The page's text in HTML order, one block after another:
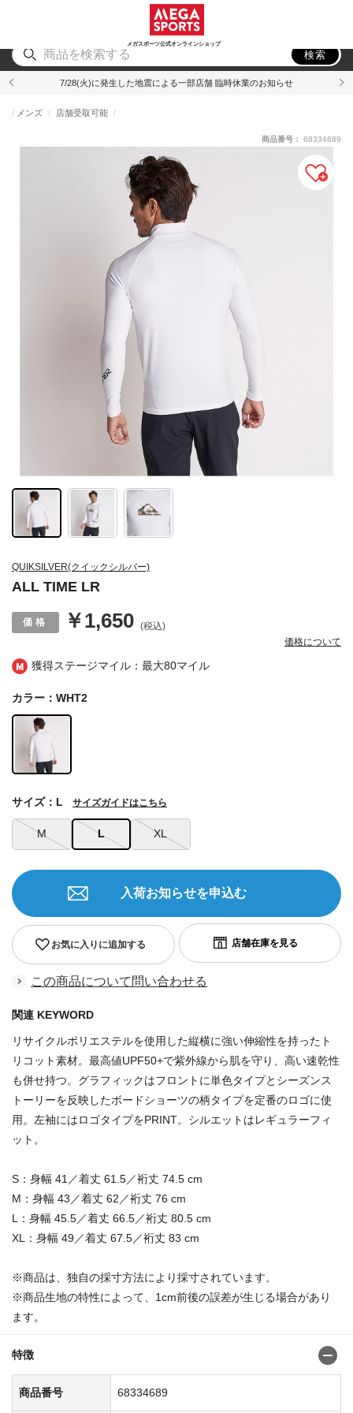
メガスポーツ公式オンラインショップ
アウトドア
検索
7/28(火)に発生した地震による一部店舗 臨時休業のお知らせ
獲得ステージマイル：最大80マイル
QUIKSILVER(クイックシルバー)
ALL TIME LR
メンズ 店舗受取可能
￥1,650 (税込)
価格について
商品番号： 68334689
カラー：WHT2
M L XL
サイズ：L サイズガイドはこちら
お気に入りに追加する
入荷お知らせを申込む
この商品について問い合わせる
関連 KEYWORD
リサイクルポリエステルを使用した縦横に強い伸縮性を持ったト
リコット素材。最高値UPF50+で紫外線から肌を守り、高い速乾性
も併せ持つ。グラフィックはフロントに単色タイプとシーズンス
トーリーを反映したボードショーツの柄タイプを定番のロゴに使
用。左袖にはロゴタイプをPRINT。シルエットはレギュラーフィ
ット。
S：身幅 41／着丈 61.5／裄丈 74.5 cm
M：身幅 43／着丈 62／裄丈 76 cm
L：身幅 45.5／着丈 66.5／裄丈 80.5 cm
XL：身幅 49／着丈 67.5／裄丈 83 cm
※商品は、独自の採寸方法により採寸されています。
※商品生地の特性によって、1cm前後の誤差が生じる場合があり
ます。
特徴
商品番号 68334689